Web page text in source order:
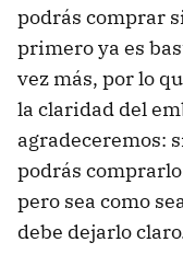
podrás comprar
primero ya es
vez más, por lo
la claridad del
agradeceremos:
podrás
pero sea como
debe dejarlo